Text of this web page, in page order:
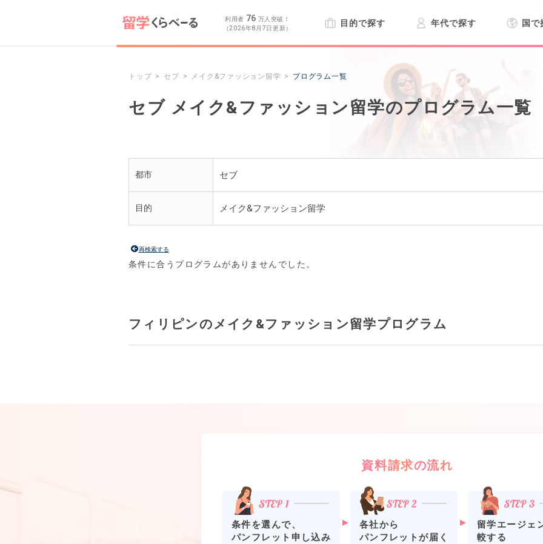
利用者 76 万人突破！
（2026年8月7日更新）
目的で探す 年代で探す 国で
トップ セブ メイク&ファッション留学 プログラム一覧
セブ メイク&ファッション留学のプログラム一覧
都市 セブ
目的 メイク&ファッション留学
再検索する
条件に合うプログラムがありませんでした。
フィリピンのメイク&ファッション留学プログラム
資料請求の流れ
条件を選んで、
パンフレット申し込み
各社から
パンフレットが届く
留学エージェ
較する